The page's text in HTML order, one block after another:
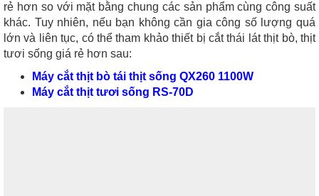
rẻ hơn so với mặt bằng chung các sản phẩm cùng công suất
khác. Tuy nhiên, nếu bạn không cần gia công số lượng quá
lớn và liên tục, có thể tham khảo thiết bị cắt thái lát thịt bò, thịt
tươi sống giá rẻ hơn sau:
Máy cắt thịt bò tái thịt sống QX260 1100W
Máy cắt thịt tươi sống RS-70D